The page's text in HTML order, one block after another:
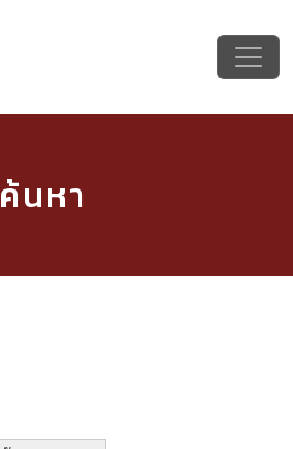
ค้นหา